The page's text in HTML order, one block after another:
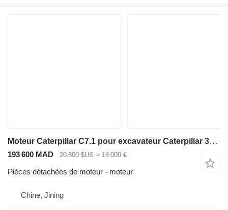
Moteur Caterpillar C7.1 pour excavateur Caterpillar 324ELN
193 600 MAD 20 800 $US ≈ 18 000 €
Pièces détachées de moteur - moteur
Chine, Jining